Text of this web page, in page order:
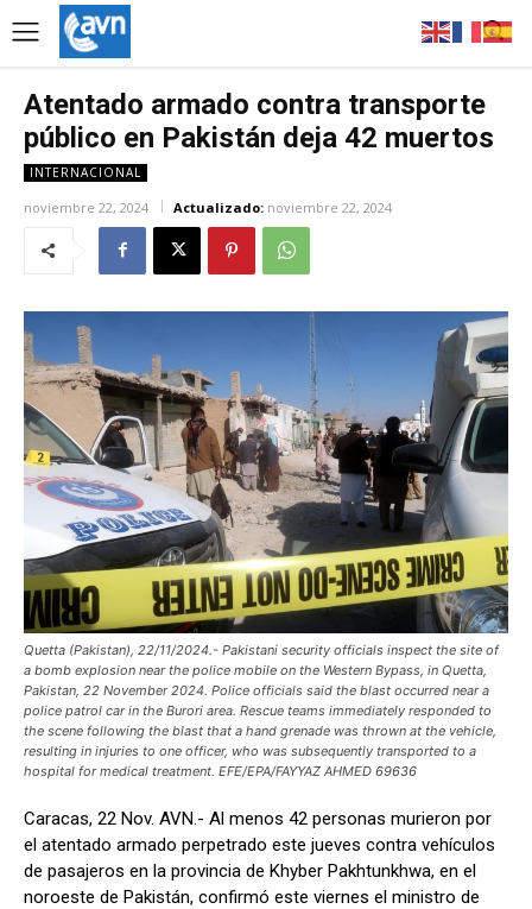
Atentado armado contra transporte
público en Pakistán deja 42 muertos
INTERNACIONAL
noviembre 22, 2024 Actualizado: noviembre 22, 2024
Quetta (Pakistan), 22/11/2024.- Pakistani security officials inspect the site of
a bomb explosion near the police mobile on the Western Bypass, in Quetta,
Pakistan, 22 November 2024. Police officials said the blast occurred near a
police patrol car in the Burori area. Rescue teams immediately responded to
the scene following the blast that a hand grenade was thrown at the vehicle,
resulting in injuries to one officer, who was subsequently transported to a
hospital for medical treatment. EFE/EPA/FAYYAZ AHMED 69636
Caracas, 22 Nov. AVN.- Al menos 42 personas murieron por
el atentado armado perpetrado este jueves contra vehículos
de pasajeros en la provincia de Khyber Pakhtunkhwa, en el
noroeste de Pakistán, confirmó este viernes el ministro de